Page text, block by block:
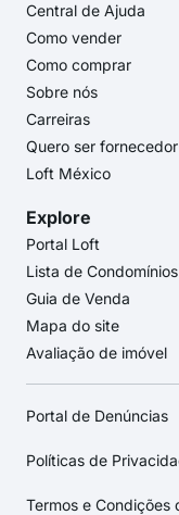
Central de Ajuda
Como vender
Como comprar
Sobre nós
Carreiras
Quero ser fornecedor
Loft México
Explore
Portal Loft
Lista de Condomínios
Guia de Venda
Mapa do site
Avaliação de imóvel
Portal de Denúncias
Políticas de
Termos e Condições